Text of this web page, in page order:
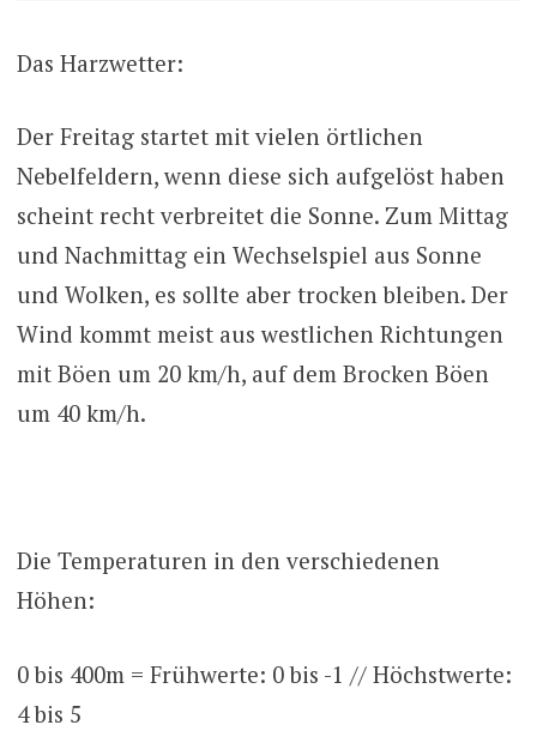
Das Harzwetter:
Der Freitag startet mit vielen örtlichen
Nebelfeldern, wenn diese sich aufgelöst haben
scheint recht verbreitet die Sonne. Zum Mittag
und Nachmittag ein Wechselspiel aus Sonne
und Wolken, es sollte aber trocken bleiben. Der
Wind kommt meist aus westlichen Richtungen
mit Böen um 20 km/h, auf dem Brocken Böen
um 40 km/h.
Die Temperaturen in den verschiedenen
Höhen:
0 bis 400m = Frühwerte: 0 bis -1 // Höchstwerte:
4 bis 5